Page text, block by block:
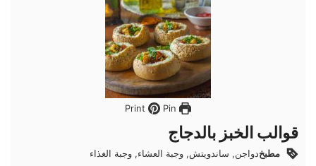
Pin
قوالب الخبز بالدجاج
مطبخدواجن, ساندويتش, وجبة العشاء, وجبة الغذاء